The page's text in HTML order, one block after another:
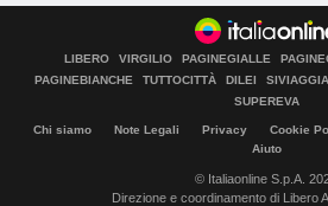
LIBERO VIRGILIO PAGINEGIALLE
PAGINEBIANCHE
TUTTOCITTÀ DILEI SIVIAGGIA
SUPEREVA
Chi siamo Note Legali Privacy Cookie
Aiuto
© Italiaonline S.p.A.
Direzione e coordinamento di Libero